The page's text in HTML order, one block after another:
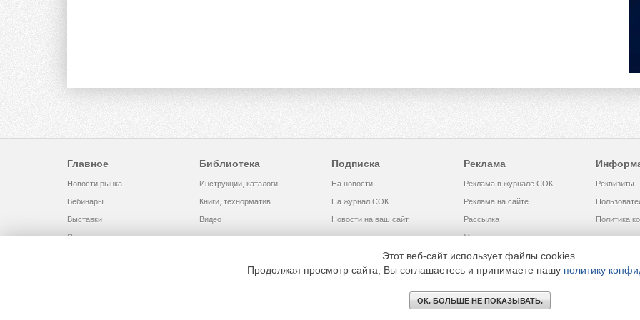
Главное
Новости рынка
Вебинары
Выставки
Помощь
Библиотека
Инструкции, каталоги
Книги, технорматив
Видео
Подписка
На новости
На журнал СОК
Новости на ваш сайт
Реклама
Реклама в журнале СОК
Реклама на сайте
Рассылка
Медиакит
Реквизиты
Политика
© 2002 - 2026 OOO Издательский дом «МЕДИА ТЕХНОЛОДЖИ» +7 (495) 665-00-00
Этот веб-сайт использует файлы cookies.
Продолжая просмотр сайта, Вы соглашаетесь и принимаете нашу политику
ОК. БОЛЬШЕ НЕ ПОКАЗЫВАТЬ.